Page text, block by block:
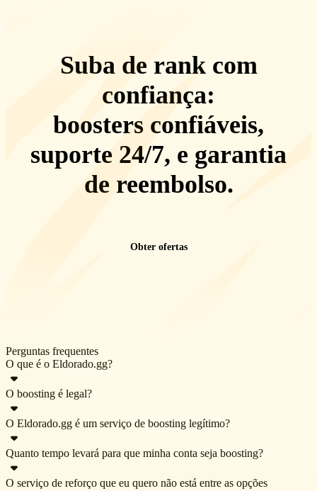
Suba de rank com
confiança:
boosters confiáveis,
suporte 24/7, e garantia
de reembolso.
Obter ofertas
Perguntas frequentes
O que é o Eldorado.gg?
O Eldorado.gg é um mercado online que oferece uma ampla
variedade de produtos para jogos — moedas, contas, itens, serviços
de boost e recargas. O Eldorado oferece suporte a diversos jogos
populares, onde você pode comprar e vender produtos e serviços
com dinheiro real.
O boosting é legal?
O boosting é legal em todas as jurisdições nacionais e locais que não
sejam a República da Coreia. Se você não for residente da
República da Coreia, poderá solicitar qualquer serviço de boosting
que desejar sem nenhuma restrição.
O Eldorado.gg é um serviço de boosting legítimo?
Sim, o Eldorado.gg é um serviço de boosting legítimo. Ao contrário
de muitos provedores de serviços de impulsionamento menores, ele
Quanto tempo levará para que minha conta seja boosting?
O serviço de reforço que eu quero não está entre as opções